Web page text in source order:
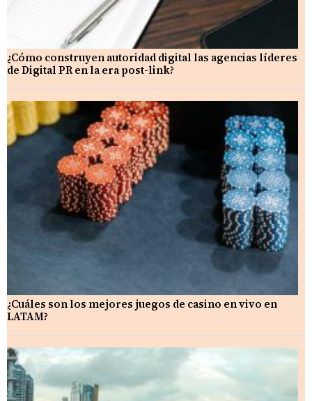
¿Cómo construyen autoridad digital las agencias líderes
de Digital PR en la era post-link?
¿Cuáles son los mejores juegos de casino en vivo en
LATAM?